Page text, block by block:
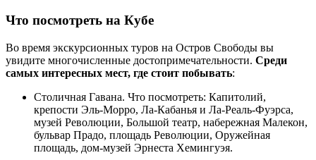
Что посмотреть на Кубе
Во время экскурсионных туров на Остров Свободы вы
увидите многочисленные достопримечательности. Среди
самых интересных мест, где стоит побывать:
Столичная Гавана. Что посмотреть: Капитолий,
крепости Эль-Морро, Ла-Кабанья и Ла-Реаль-Фуэрса,
музей Революции, Большой театр, набережная Малекон,
бульвар Прадо, площадь Революции, Оружейная
площадь, дом-музей Эрнеста Хемингуэя.